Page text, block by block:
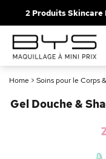
2 Produits Skincare
Home > Soins pour le Corps
Gel Douche &
Mascara